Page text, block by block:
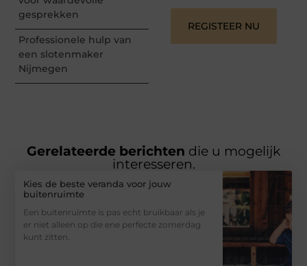
gesprekken
Professionele hulp van
een slotenmaker
Nijmegen
REGISTEER NU
Gerelateerde berichten die u mogelijk
interesseren.
Kies de beste veranda voor jouw
buitenruimte
Een buitenruimte is pas echt bruikbaar als je
er niet alleen op die ene perfecte zomerdag
kunt zitten.